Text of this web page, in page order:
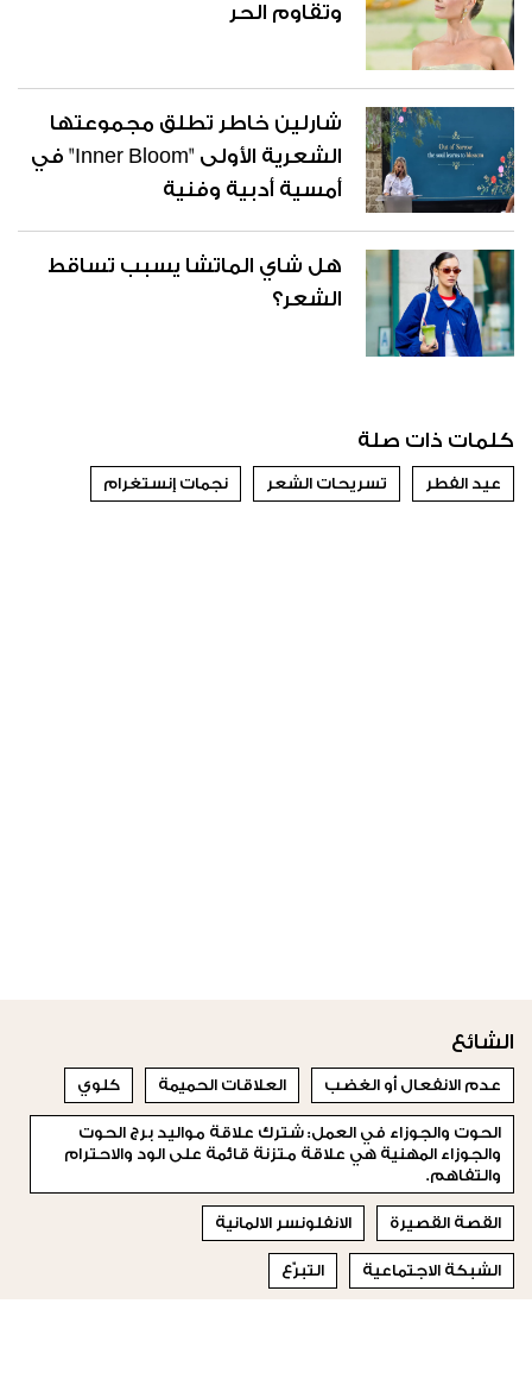
وتقاوم الحر
شارلين خاطر تطلق مجموعتها
الشعرية الأولى "Inner Bloom" في
أمسية أدبية وفنية
هل شاي الماتشا يسبب تساقط
الشعر؟
كلمات ذات صلة
عيد الفطر تسريحات الشعر نجمات إنستغرام
الشائع
عدم الانفعال أو الغضب العلاقات الحميمة كلوي
الحوت والجوزاء في العمل: شترك علاقة مواليد برج الحوت
والجوزاء المهنية هي علاقة متزنة قائمة على الود والاحترام
والتفاهم.
القصة القصيرة الانفلونسر الالمانية
الشبكة الاجتماعية التبرّع